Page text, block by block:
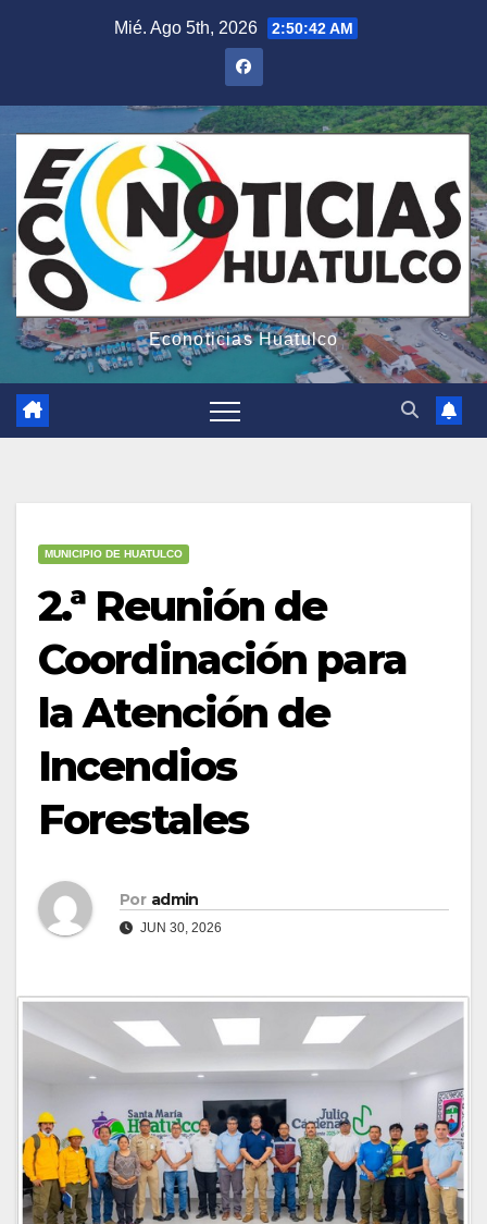
Mié. Ago 5th, 2026 2:50:43 AM
Econoticias Huatulco
MUNICIPIO DE HUATULCO
2.ª Reunión de
Coordinación para
la Atención de
Incendios
Forestales
Por admin
JUN 30, 2026